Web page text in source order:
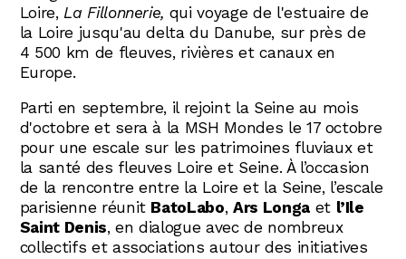
Loire, La Fillonnerie, qui voyage de l'estuaire de
la Loire jusqu'au delta du Danube, sur près de
4 500 km de fleuves, rivières et canaux en
Europe.
Parti en septembre, il rejoint la Seine au mois
d'octobre et sera à la MSH Mondes le 17 octobre
pour une escale sur les patrimoines fluviaux et
la santé des fleuves Loire et Seine. À l’occasion
de la rencontre entre la Loire et la Seine, l’escale
parisienne réunit BatoLabo,Ars Longaet l’Ile
Saint Denis, en dialogue avec de nombreux
collectifs et associations autour des initiatives